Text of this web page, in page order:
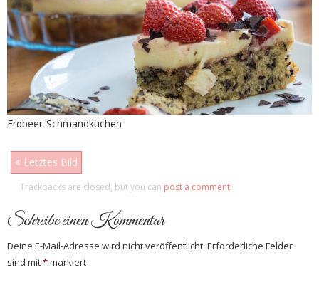
Erdbeer-Schmandkuchen
Letztes Bild
Trackbacks are closed, but you can post a comment.
Schreibe einen Kommentar
Deine E-Mail-Adresse wird nicht veröffentlicht. Erforderliche Felder
sind mit*markiert